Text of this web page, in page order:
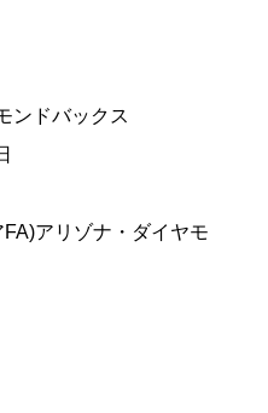
ンドバックス
アリゾナ・ダイヤモ